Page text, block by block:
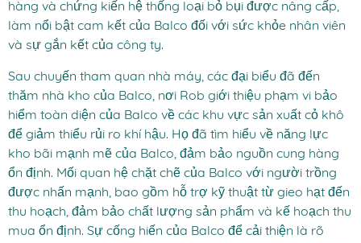
hàng và chứng kiến hệ thống loại bỏ bụi được nâng cấp,
làm nổi bật cam kết của Balco đối với sức khỏe nhân viên
và sự gắn kết của công ty.
Sau chuyến tham quan nhà máy, các đại biểu đã đến
thăm nhà kho của Balco, nơi Rob giới thiệu phạm vi bảo
hiểm toàn diện của Balco về các khu vực sản xuất cỏ khô
để giảm thiểu rủi ro khí hậu. Họ đã tìm hiểu về năng lực
kho bãi mạnh mẽ của Balco, đảm bảo nguồn cung hàng
ổn định. Mối quan hệ chặt chẽ của Balco với người trồng
được nhấn mạnh, bao gồm hỗ trợ kỹ thuật từ gieo hạt đến
thu hoạch, đảm bảo chất lượng sản phẩm và kế hoạch thu
mua ổn định. Sự cống hiến của Balco để cải thiện là rõ